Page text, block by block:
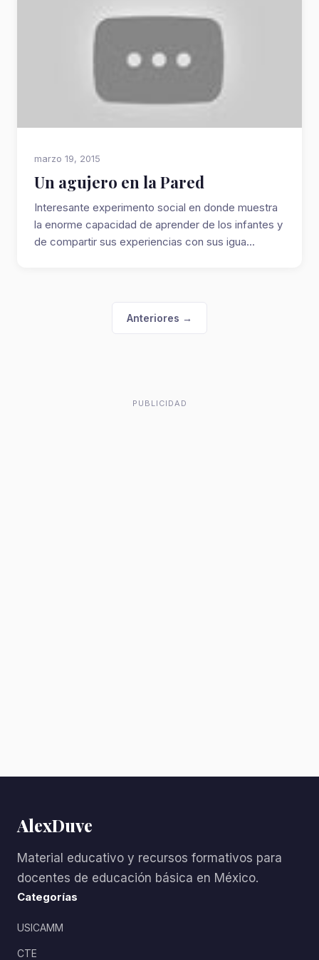
marzo 19, 2015
Un agujero en la Pared
Interesante experimento social en donde muestra
la enorme capacidad de aprender de los infantes y
de compartir sus experiencias con sus igua...
Anteriores →
PUBLICIDAD
AlexDuve
Material educativo y recursos formativos para
docentes de educación básica en México.
Categorías
USICAMM
CTE